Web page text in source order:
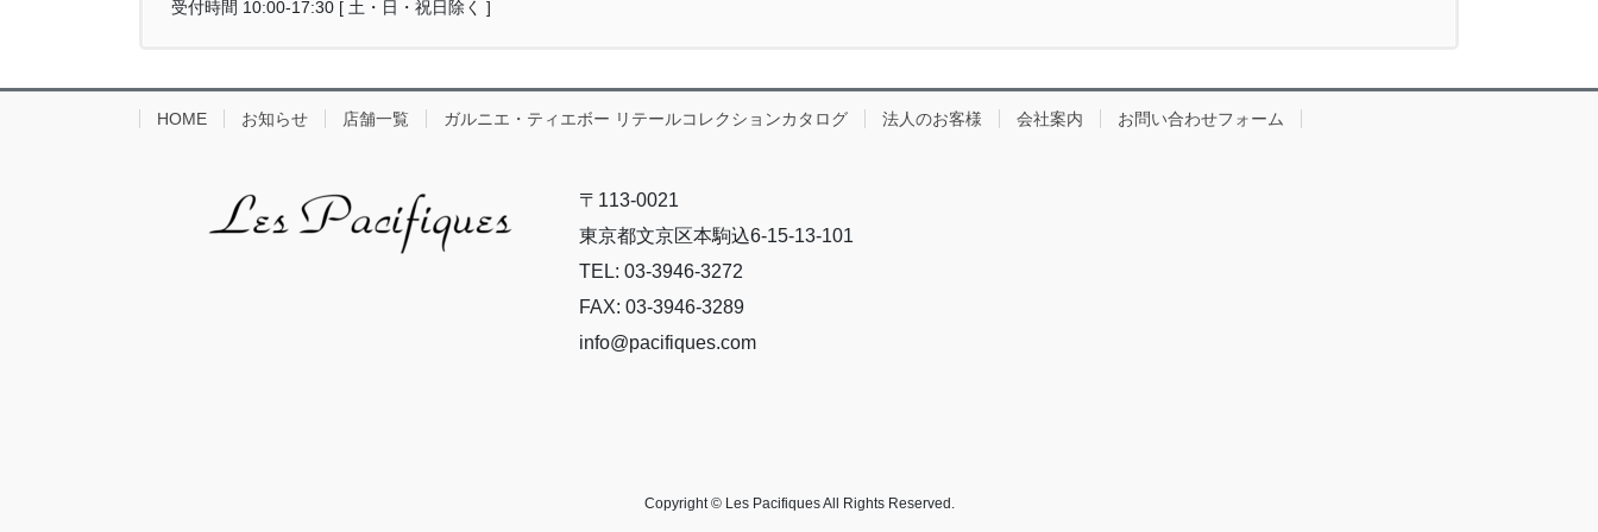
受付時間 10:00-17:30 [ 土・日・祝日除く ]
HOME お知らせ 店舗一覧 ガルニエ・ティエボー リテールコレクションカタログ 法人のお客様 会社案内 お問い合わせフォーム
〒113-0021
東京都文京区本駒込6-15-13-101
TEL: 03-3946-3272
FAX: 03-3946-3289
info@pacifiques.com
Copyright © Les Pacifiques All Rights Reserved.